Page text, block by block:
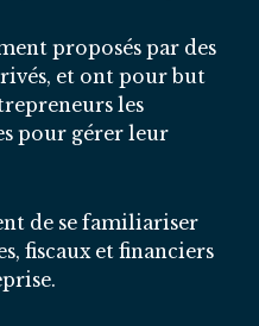
proposés par des
et ont pour but
les
pour gérer leur
de se familiariser
fiscaux et financiers